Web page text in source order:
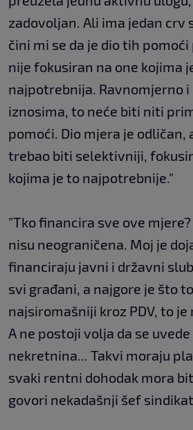
zadovoljan. Ali ima jedan crv
čini mi se da je dio tih
nije fokusiran na one kojima
najpotrebnija. Ravnomjerno i
iznosima, to neće biti niti
pomoći. Dio mjera je odličan,
trebao biti selektivniji,
kojima je to najpotrebnije."
"Tko financira sve ove
nisu neograničena. Moj je
financiraju javni i državni
svi građani, a najgore je što
najsiromašniji kroz PDV, to
A ne postoji volja da se
nekretnina... Takvi moraju
svaki rentni dohodak mora
govori nekadašnji šef